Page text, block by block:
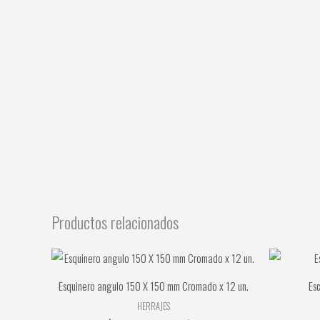
Productos relacionados
Esquinero angulo 150 X 150 mm Cromado x 12 un.
HERRAJES